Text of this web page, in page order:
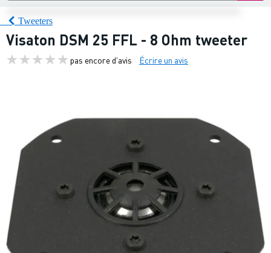
Tweeters
Visaton DSM 25 FFL - 8 Ohm tweeter
pas encore d'avis Écrire un avis